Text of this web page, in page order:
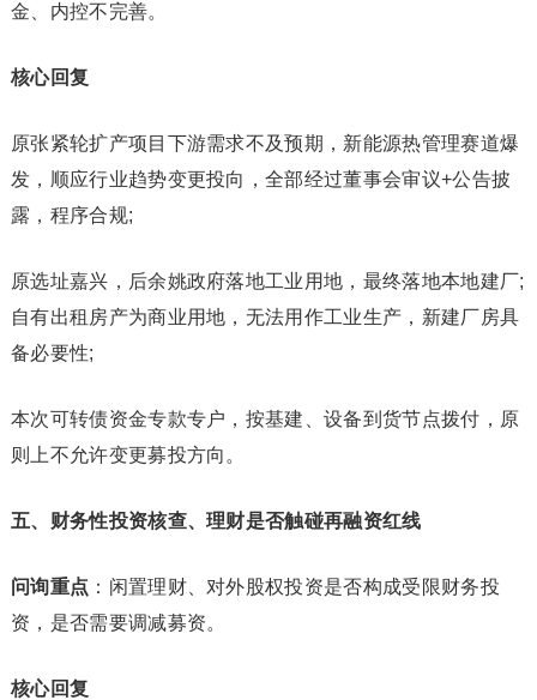
金、内控不完善。
核心回复
原张紧轮扩产项目下游需求不及预期，新能源热管理赛道爆
发，顺应行业趋势变更投向，全部经过董事会审议+公告披
露，程序合规;
原选址嘉兴，后余姚政府落地工业用地，最终落地本地建厂;
自有出租房产为商业用地，无法用作工业生产，新建厂房具
备必要性;
本次可转债资金专款专户，按基建、设备到货节点拨付，原
则上不允许变更募投方向。
五、财务性投资核查、理财是否触碰再融资红线
问询重点 ：闲置理财、对外股权投资是否构成受限财务投
资，是否需要调减募资。
核心回复